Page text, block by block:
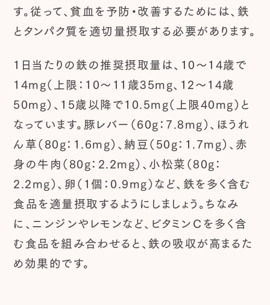
す。従って、貧血を予防・改善するためには、鉄
とタンパク質を適切量摂取する必要があります。
1日当たりの鉄の推奨摂取量は、10～14歳で
14mg（上限：10～11歳35mg、12～14歳
50mg）、15歳以降で10.5mg（上限40mg）と
なっています。豚レバー（60g：7.8mg）、ほうれ
ん草（80g：1.6mg）、納豆（50g：1.7mg）、赤
身の牛肉（80g：2.2mg）、小松菜（80g：
2.2mg）、卵（1個：0.9mg）など、鉄を多く含む
食品を適量摂取するようにしましょう。ちなみ
に、ニンジンやレモンなど、ビタミンＣを多く含
む食品を組み合わせると、鉄の吸収が高まるた
め効果的です。